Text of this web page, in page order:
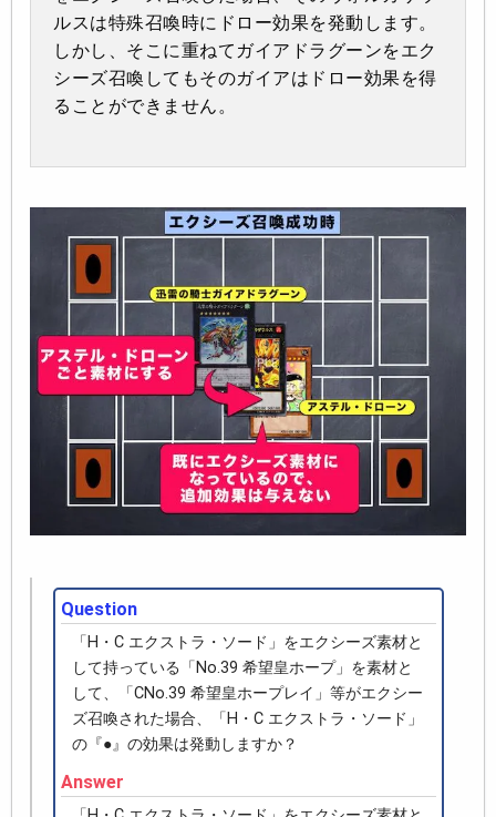
ルスは特殊召喚時にドロー効果を発動します。
しかし、そこに重ねてガイアドラグーンをエク
シーズ召喚してもそのガイアはドロー効果を得
ることができません。
Question
「H・C エクストラ・ソード」をエクシーズ素材と
して持っている「No.39 希望皇ホープ」を素材と
して、「CNo.39 希望皇ホープレイ」等がエクシー
ズ召喚された場合、「H・C エクストラ・ソード」
の『●』の効果は発動しますか？
Answer